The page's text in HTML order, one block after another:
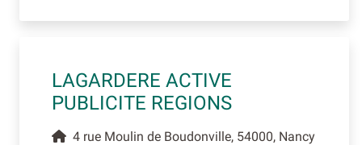
LAGARDERE ACTIVE
PUBLICITE REGIONS
4 rue Moulin de Boudonville, 54000, Nancy